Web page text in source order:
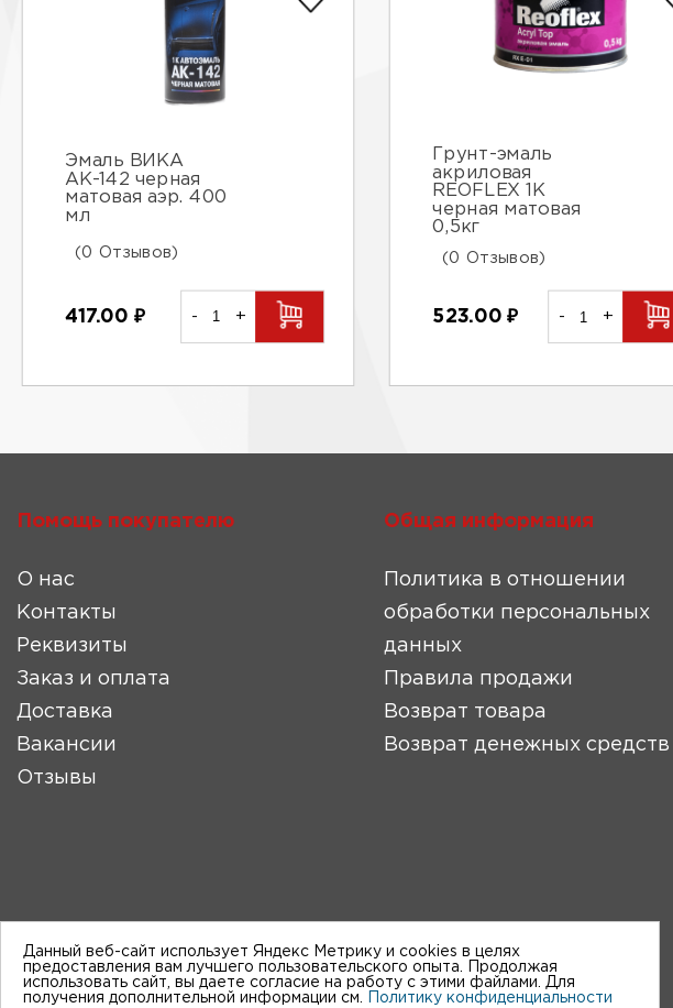
Эмаль ВИКА
АК-142 черная
матовая аэр. 400
мл
(0 Отзывов)
417.00 ₽ - +
Грунт-эмаль
акриловая
REOFLEX 1К
черная матовая
0,5кг
(0 Отзывов)
523.00₽ - +
Помощь покупателю
О нас
Контакты
Реквизиты
Заказ и оплата
Доставка
Вакансии
Отзывы
Общая информация
Политика в отношении
обработки персональных
данных
Правила продажи
Возврат товара
Возврат денежных средств
Данный веб-сайт использует Яндекс Метрику и cookies в целях
предоставления вам лучшего пользовательского опыта. Продолжая
использовать сайт, вы даете согласие на работу с этими файлами. Для
получения дополнительной информации см.
Политику конфиденциальности